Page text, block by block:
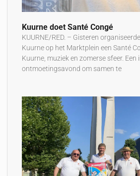
Kuurne doet Santé Congé
KUURNE/RED. – Gisteren
Kuurne op het Marktplein een Santé
Kuurne, muziek en zomerse sfeer. Een
ontmoetingsavond om samen te